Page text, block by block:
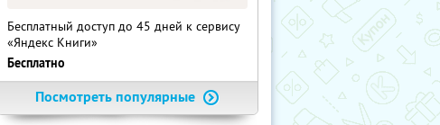
Бесплатный доступ до 45 дней к сервису
«Яндекс Книги»
Бесплатно
Посмотреть популярные